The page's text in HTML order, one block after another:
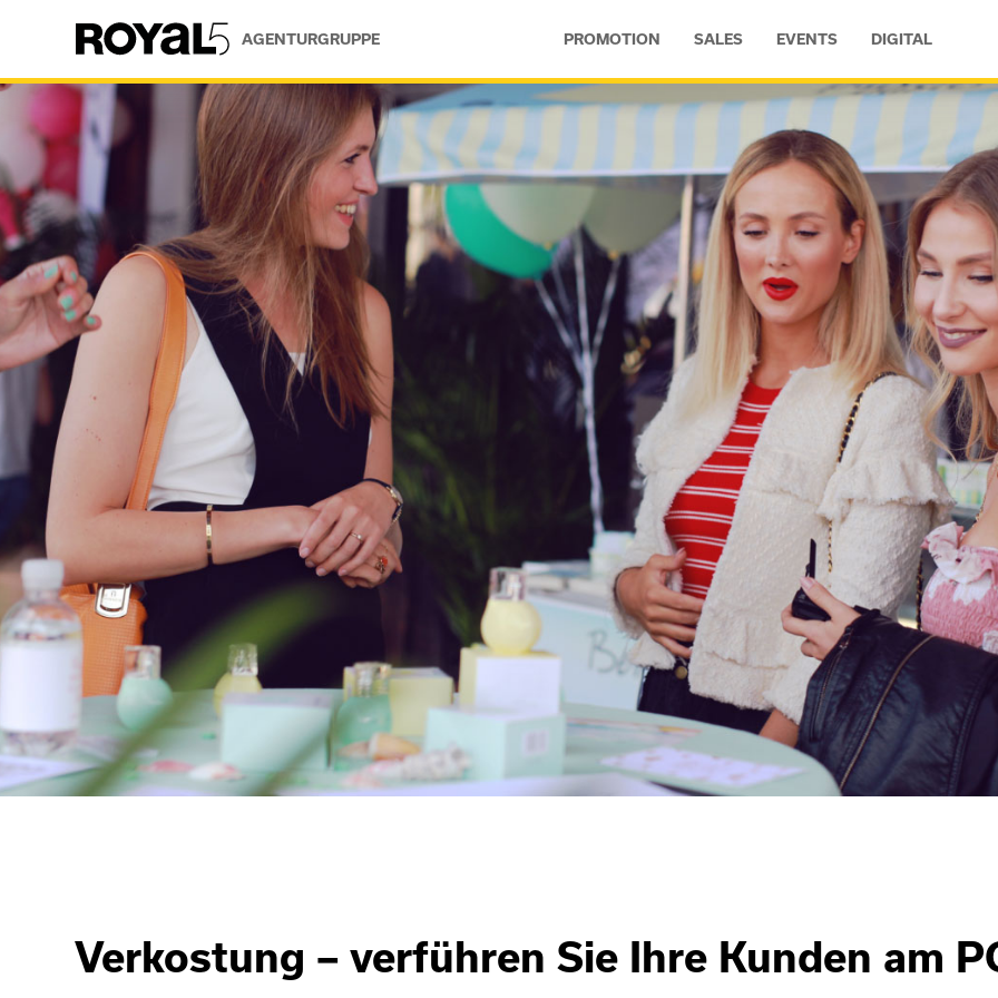
AGENTURGRUPPE PROMOTION SALES EVENTS DIGITAL
Verkostung – verführen Sie Ihre Kunden am